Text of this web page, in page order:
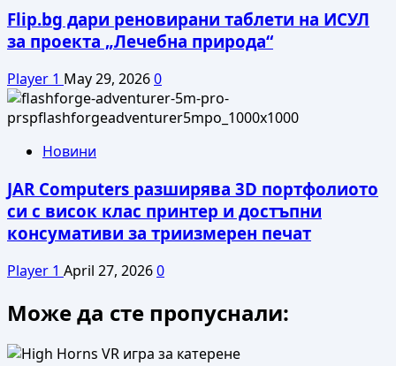
Flip.bg дари реновирани таблети на ИСУЛ
за проекта „Лечебна природа“
Player 1 May 29, 20260
Новини
JAR Computers разширява 3D портфолиото
си с висок клас принтер и достъпни
консумативи за триизмерен печат
Player 1 April 27, 20260
Може да сте пропуснали: